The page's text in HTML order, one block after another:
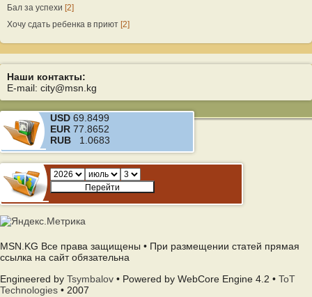
Бал за успехи [2]
Хочу сдать ребенка в приют [2]
Наши контакты:
E-mail: city@msn.kg
USD 69.8499
EUR 77.8652
RUB 1.0683
MSN.KG Все права защищены • При размещении статей прямая
ссылка на сайт обязательна
Engineered by Tsymbalov • Powered by WebCore Engine 4.2 • ToT
Technologies • 2007